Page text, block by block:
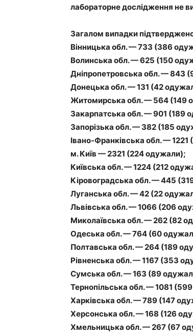
лабораторне дослідження не
Загалом випадки
Вінницька обл. — 733 (386
Волинська обл. — 625 (150
Дніпропетровська обл. — 843
Донецька обл. — 131 (42
Житомирська обл. — 564 (149
Закарпатська обл. — 901 (189
Запорізька обл. — 382 (185
Івано-Франківська обл. —
м. Київ — 2321 (224 одужали);
Київська обл. — 1224 (212
Кіровоградська обл. — 445
Луганська обл. — 42 (22
Львівська обл. — 1066 (206
Миколаївська обл. — 262 (82
Одеська обл. — 764 (60
Полтавська обл. — 264 (189
Рівненська обл. — 1167 (353
Сумська обл. — 163 (89
Тернопільська обл. — 1081
Харківська обл. — 789 (147
Херсонська обл. — 168 (126
Хмельницька обл. — 267 (67